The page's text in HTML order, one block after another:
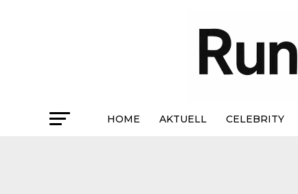
HOME AKTUELL CELEBRITY